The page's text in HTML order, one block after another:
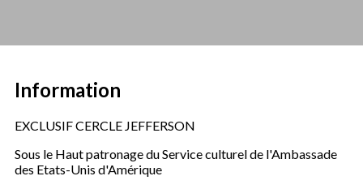
Information
EXCLUSIF CERCLE JEFFERSON
Sous le Haut patronage du Service culturel de l'Ambassade
des Etats-Unis d'Amérique